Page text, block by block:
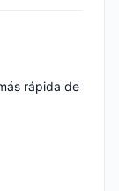
rápida de